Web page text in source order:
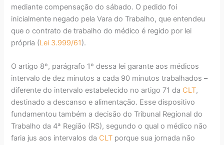
mediante compensação do sábado. O pedido foi
inicialmente negado pela Vara do Trabalho, que entendeu
que o contrato de trabalho do médico é regido por lei
própria (Lei 3.999/61).
O artigo 8º, parágrafo 1º dessa lei garante aos médicos
intervalo de dez minutos a cada 90 minutos trabalhados –
diferente do intervalo estabelecido no artigo 71 da CLT,
destinado a descanso e alimentação. Esse dispositivo
fundamentou também a decisão do Tribunal Regional do
Trabalho da 4ª Região (RS), segundo o qual o médico não
faria jus aos intervalos da CLT porque sua jornada não